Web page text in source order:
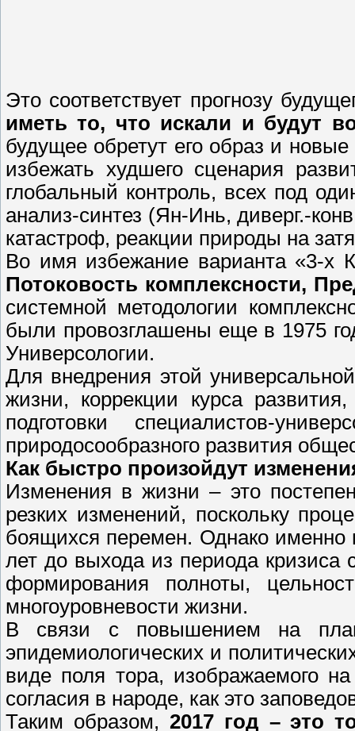
Это соответствует прогнозу
иметь то, что искали и будут
будущее обретут его образ и
избежать худшего сценария
глобальный контроль, всех под
анализ-синтез (Ян-Инь, диверг.-
катастроф, реакции природы на
Во имя избежание варианта «3-х
Потоковость комплексности,
системной методологии
были провозглашены еще в 1975
Универсологии.
Для внедрения этой
жизни, коррекции курса
подготовки специалистов-
природосообразного развития
Как быстро произойдут
Изменения в жизни – это
резких изменений, поскольку
боящихся перемен. Однако именно
лет до выхода из периода кризиса
формирования полноты,
многоуровневости жизни.
В связи с повышением на
эпидемиологических и
виде поля тора, изображаемого
согласия в народе, как это
Таким образом, 2017 год – это